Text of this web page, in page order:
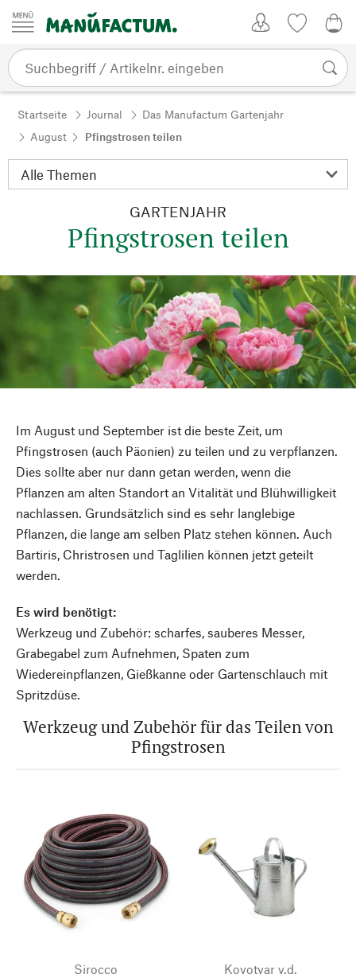
Zum Inhalt springen
Startseite Journal
Das Manufactum Gartenjahr
August
Pfingstrosen teilen
GARTENJAHR
Pfingstrosen teilen
Im August und September ist die beste Zeit, um
Pfingstrosen (auch Päonien) zu teilen und zu verpflanzen.
Dies sollte aber nur dann getan werden, wenn die
Pflanzen am alten Standort an Vitalität und Blühwilligkeit
nachlassen. Grundsätzlich sind es sehr langlebige
Pflanzen, die lange am selben Platz stehen können. Auch
Bartiris, Christrosen und Taglilien können jetzt geteilt
werden.
Es wird benötigt:
Werkzeug und Zubehör: scharfes, sauberes Messer,
Grabegabel zum Aufnehmen, Spaten zum
Wiedereinpflanzen, Gießkanne oder Gartenschlauch mit
Spritzdüse.
Werkzeug und Zubehör für das Teilen von
Pfingstrosen
Sirocco
Kovotvar v.d.